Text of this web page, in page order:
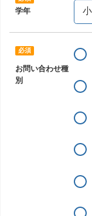
学年
お問い合わせ種
別